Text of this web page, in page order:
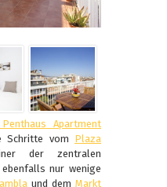
Apartment
Schritte vom Plaza
der zentralen
nur wenige
und demMarkt